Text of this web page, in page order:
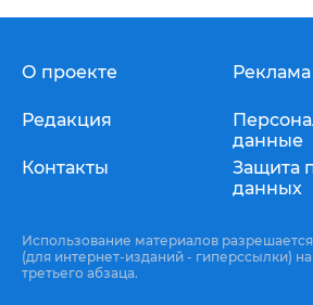
О проекте
Редакция
Контакты
Реклама
данные
Защита
данных
Использование материалов
(для интернет-изданий - гиперссылки) на
третьего абзаца.